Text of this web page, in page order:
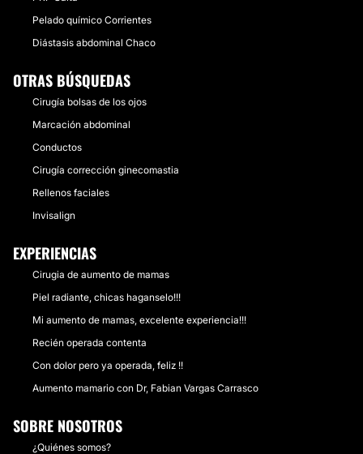
Pelado químico Corrientes
Diástasis abdominal Chaco
OTRAS BÚSQUEDAS
Cirugía bolsas de los ojos
Marcación abdominal
Conductos
Cirugía corrección ginecomastia
Rellenos faciales
Invisalign
EXPERIENCIAS
Cirugia de aumento de mamas
Piel radiante, chicas haganselo!!!
Mi aumento de mamas, excelente experiencia!!!
Recién operada contenta
Con dolor pero ya operada, feliz !!
Aumento mamario con Dr, Fabian Vargas Carrasco
SOBRE NOSOTROS
¿Quiénes somos?